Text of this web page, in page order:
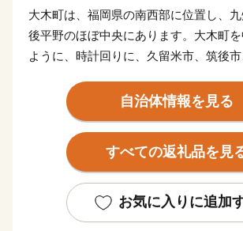
大木町は、福岡県の南西部に位置し、
後平野のほぼ中央にあります。大木町
ように、時計回りに、久留米市、筑後
福岡市から西鉄天神大牟田線を利用する
で九州自動車道（八女インターチェンジ
約50分の距離にあります。
温暖多雨の穏やかな気候にくわえて、町
す。また、町の総面積の約14％を占め
が、町全域を縦横無尽に張り巡らしてお
自治体情報を見る
すべての返礼品を見
お気に入りに追加